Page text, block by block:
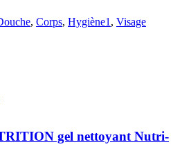
, Corps, Hygiène1, Visage
gel nettoyant Nutri-